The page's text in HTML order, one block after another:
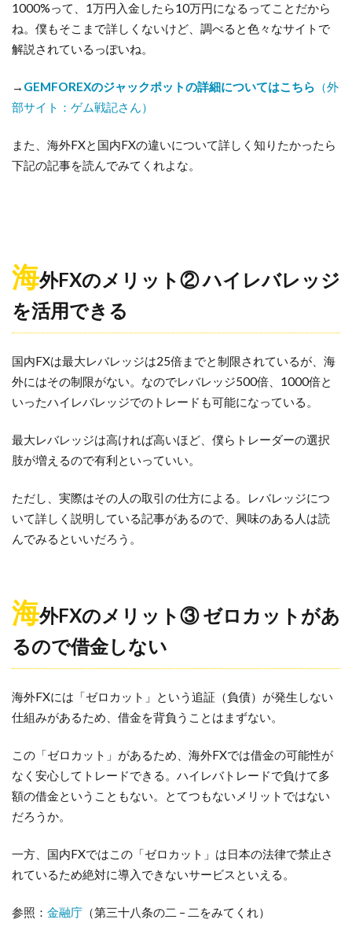
1000%って、1万円入金したら10万円になるってことだから
ね。僕もそこまで詳しくないけど、調べると色々なサイトで
解説されているっぽいね。
→ GEMFOREXのジャックポットの詳細についてはこちら （外
部サイト：ゲム戦記さん）
また、海外FXと国内FXの違いについて詳しく知りたかったら
下記の記事を読んでみてくれよな。
海外FXのメリット② ハイレバレッジ
を活用できる
国内FXは最大レバレッジは25倍までと制限されているが、海
外にはその制限がない。なのでレバレッジ500倍、1000倍と
いったハイレバレッジでのトレードも可能になっている。
最大レバレッジは高ければ高いほど、僕らトレーダーの選択
肢が増えるので有利といっていい。
ただし、実際はその人の取引の仕方による。レバレッジにつ
いて詳しく説明している記事があるので、興味のある人は読
んでみるといいだろう。
海外FXのメリット③ ゼロカットがあ
るので借金しない
海外FXには「ゼロカット」という追証（負債）が発生しない
仕組みがあるため、借金を背負うことはまずない。
この「ゼロカット」があるため、海外FXでは借金の可能性が
なく安心してトレードできる。ハイレバトレードで負けて多
額の借金ということもない。とてつもないメリットではない
だろうか。
一方、国内FXではこの「ゼロカット」は日本の法律で禁止さ
れているため絶対に導入できないサービスといえる。
参照： 金融庁 （第三十八条の二 – 二をみてくれ）